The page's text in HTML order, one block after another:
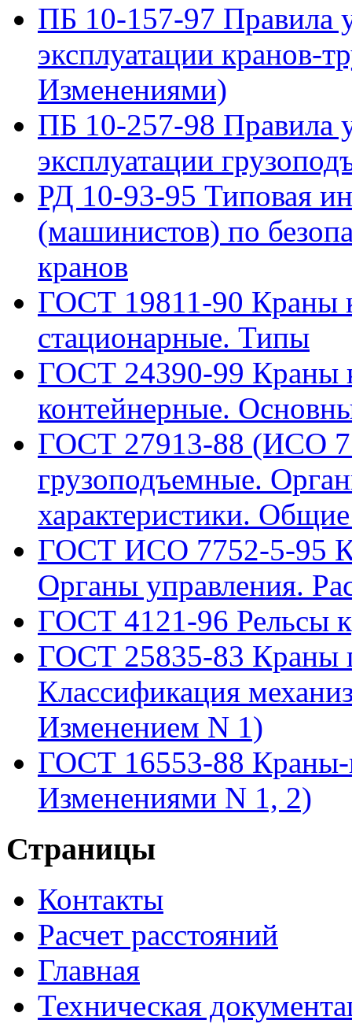
ПБ 10-157-97 Правила
эксплуатации кранов-
Изменениями)
ПБ 10-257-98 Правила
эксплуатации
РД 10-93-95 Типовая
(машинистов) по
кранов
ГОСТ 19811-90 Краны
стационарные. Типы
ГОСТ 24390-99 Краны
контейнерные.
ГОСТ 27913-88 (ИСО
грузоподъемные.
характеристики.
ГОСТ ИСО 7752-5-95
Органы управления.
ГОСТ 4121-96 Рельсы
ГОСТ 25835-83 Краны
Классификация
Изменением N 1)
ГОСТ 16553-88
Изменениями N 1, 2)
Страницы
Контакты
Расчет расстояний
Главная
Техническая